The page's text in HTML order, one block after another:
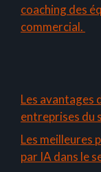
coaching des
commercial.
Les avantages
entreprises du
Les meilleures
par IA dans le